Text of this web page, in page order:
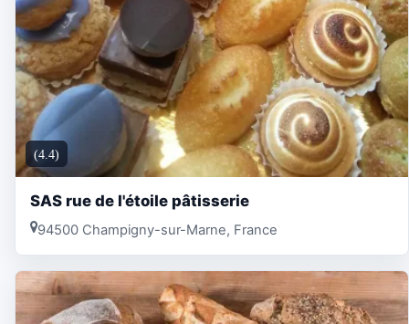
(4.4)
SAS rue de l'étoile pâtisserie
94500 Champigny-sur-Marne, France